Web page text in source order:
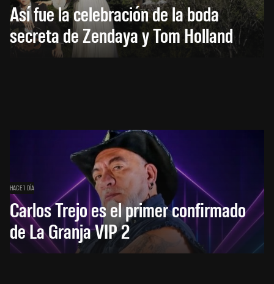
Así fue la celebración de la boda
secreta de Zendaya y Tom Holland
HACE 1 DÍA
Carlos Trejo es el primer confirmado
de La Granja VIP 2